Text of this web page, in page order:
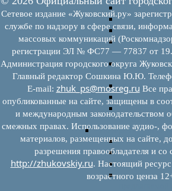
Порядок
Порядок
перечней
перечней
Программы
мерам
Имущество для
Перечень
Паспорта
Информация
Сведения о
Сетевое издание «Жуковский.ру»
службе по надзору в сфере связи,
массовых коммуникаций
регистрации ЭЛ № ФС77 — 77837 от
Администрация городского округа
Главный редактор Сошкина Ю.Ю.
E‑mail: zhuk_ps@mosreg.ru Все
опубликованные на сайте, защищены в
и международным законодательством
смежных правах. Использование аудио-,
материалов, размещенных на сайте,
разрешения правообладателя и со
http://zhukovskiy.ru. Настоящий
возрастного ценза